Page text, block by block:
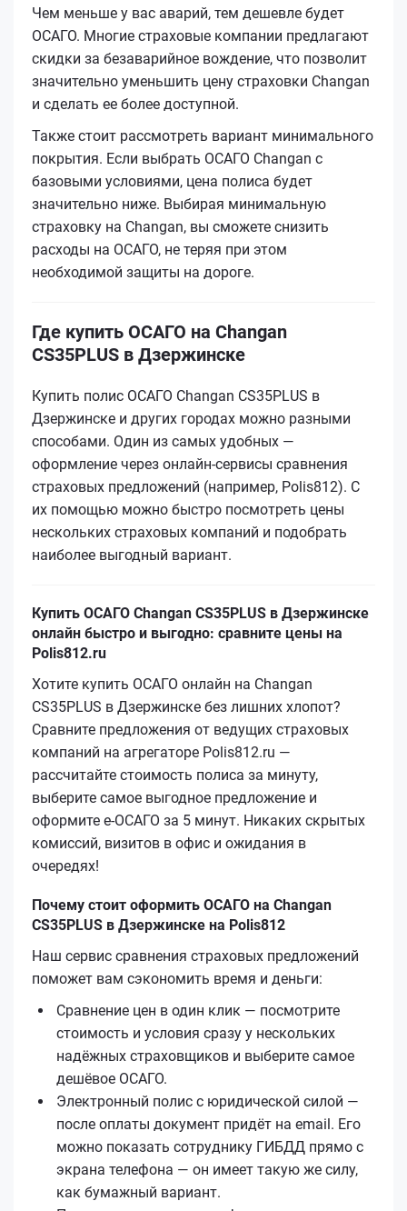
Чем меньше у вас аварий, тем дешевле будет
ОСАГО. Многие страховые компании предлагают
скидки за безаварийное вождение, что позволит
значительно уменьшить цену страховки Changan
и сделать ее более доступной.
Также стоит рассмотреть вариант минимального
покрытия. Если выбрать ОСАГО Changan с
базовыми условиями, цена полиса будет
значительно ниже. Выбирая минимальную
страховку на Changan, вы сможете снизить
расходы на ОСАГО, не теряя при этом
необходимой защиты на дороге.
Где купить ОСАГО на Changan
CS35PLUS в Дзержинске
Купить полис ОСАГО Changan CS35PLUS в
Дзержинске и других городах можно разными
способами. Один из самых удобных —
оформление через онлайн-сервисы сравнения
страховых предложений (например, Polis812). С
их помощью можно быстро посмотреть цены
нескольких страховых компаний и подобрать
наиболее выгодный вариант.
Купить ОСАГО Changan CS35PLUS в Дзержинске
онлайн быстро и выгодно: сравните цены на
Polis812.ru
Хотите купить ОСАГО онлайн на Changan
CS35PLUS в Дзержинске без лишних хлопот?
Сравните предложения от ведущих страховых
компаний на агрегаторе Polis812.ru —
рассчитайте стоимость полиса за минуту,
выберите самое выгодное предложение и
оформите е‑ОСАГО за 5 минут. Никаких скрытых
комиссий, визитов в офис и ожидания в
очередях!
Почему стоит оформить ОСАГО на Changan
CS35PLUS в Дзержинске на Polis812
Наш сервис сравнения страховых предложений
поможет вам сэкономить время и деньги:
Сравнение цен в один клик — посмотрите
стоимость и условия сразу у нескольких
надёжных страховщиков и выберите самое
дешёвое ОСАГО.
Электронный полис с юридической силой —
после оплаты документ придёт на email. Его
можно показать сотруднику ГИБДД прямо с
экрана телефона — он имеет такую же силу,
как бумажный вариант.